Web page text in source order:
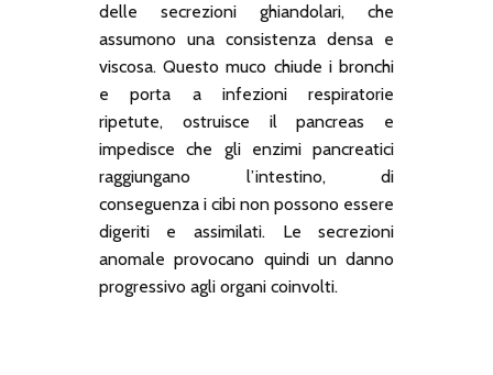
delle secrezioni ghiandolari, che
assumono una consistenza densa e
viscosa. Questo muco chiude i bronchi
e porta a infezioni respiratorie
ripetute, ostruisce il pancreas e
impedisce che gli enzimi pancreatici
raggiungano l’intestino, di
conseguenza i cibi non possono essere
digeriti e assimilati. Le secrezioni
anomale provocano quindi un danno
progressivo agli organi coinvolti.